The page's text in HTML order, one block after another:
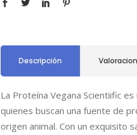
Descripción
La Proteína Vegana Scientiific
quienes buscan una fuente de
origen animal. Con un exquisito